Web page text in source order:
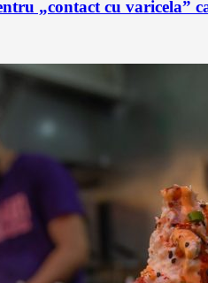
„contact cu varicela”